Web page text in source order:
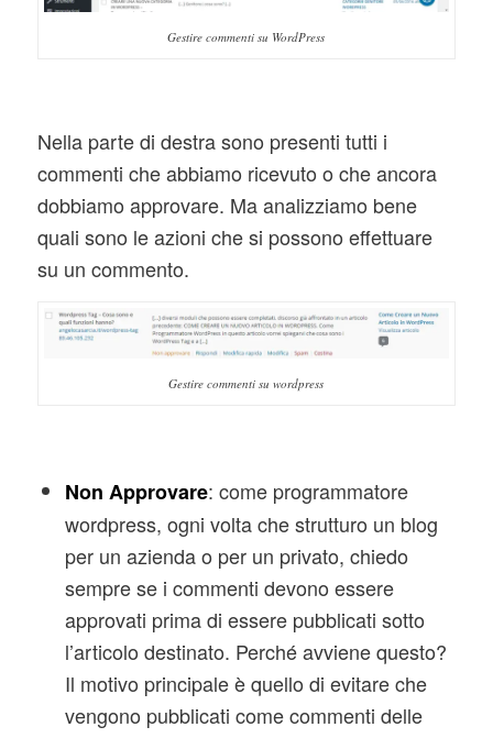
Gestire commenti su WordPress
Nella parte di destra sono presenti tutti i
commenti che abbiamo ricevuto o che ancora
dobbiamo approvare. Ma analizziamo bene
quali sono le azioni che si possono effettuare
su un commento.
Gestire commenti su wordpress
Non Approvare: come programmatore
wordpress, ogni volta che strutturo un blog
per un azienda o per un privato, chiedo
sempre se i commenti devono essere
approvati prima di essere pubblicati sotto
l’articolo destinato. Perché avviene questo?
Il motivo principale è quello di evitare che
vengono pubblicati come commenti delle